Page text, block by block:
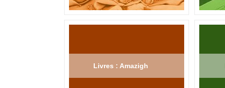
Livres : Amazigh